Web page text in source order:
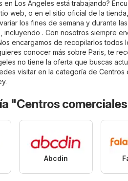
Los Ángeles está trabajando?
web, o en el sitio oficial de la tienda,
los fines de semana y durante
. Con nosotros siempre
encargamos de recopilarlos todos
conocer más sobre Paris, te
no tiene la oferta que buscas
visitar en la categoría de Centros
.
"Centros
Abcdin